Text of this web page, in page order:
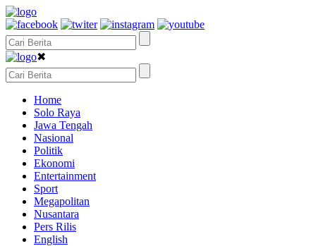
✖
Home
Solo Raya
Jawa Tengah
Nasional
Politik
Ekonomi
Entertainment
Sport
Megapolitan
Nusantara
Pers Rilis
English